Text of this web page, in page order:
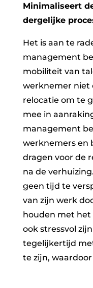
Minimaliseert
dergelijke
Het is aan te
management
mobiliteit van
werknemer niet
relocatie om te
mee in
management
werknemers en
dragen voor de
na de
geen tijd te
van zijn werk
houden met het
ook stressvol
tegelijkertijd
te zijn,